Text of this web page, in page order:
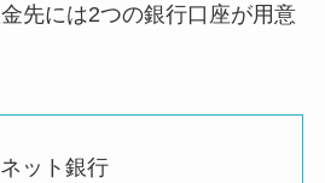
先には2つの銀行口座が用意
ット銀行